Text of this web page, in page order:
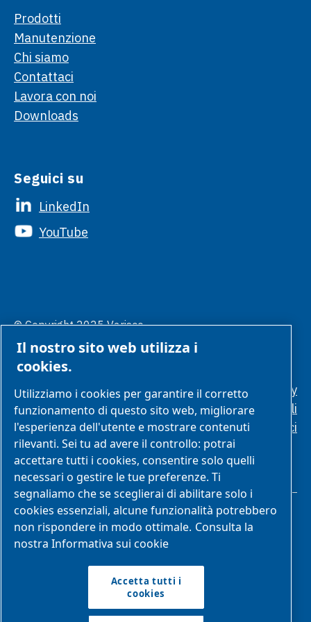
Prodotti
Manutenzione
Chi siamo
Contattaci
Lavora con noi
Downloads
Seguici su
LinkedIn
YouTube
© Copyright 2025 Varisco.
Tutti i diritti sono riservati.
preferenze
Politica sulla privacy
Condizioni generali
Standard etici
Parte di Atlas Copco Group
Atlas Copco Group ha una lunga tradizione nello sviluppo di
prodotti, servizi e soluzioni innovative che sono la chiave del
Il nostro sito web utilizza i
cookies.
Utilizziamo i cookies per garantire il corretto
funzionamento di questo sito web, migliorare
l'esperienza dell'utente e mostrare contenuti
rilevanti. Sei tu ad avere il controllo: potrai
accettare tutti i cookies, consentire solo quelli
necessari o gestire le tue preferenze. Ti
segnaliamo che se sceglierai di abilitare solo i
cookies essenziali, alcune funzionalità potrebbero
non rispondere in modo ottimale. Consulta la
nostra Informativa sui cookie
Accetta tutti i
cookies